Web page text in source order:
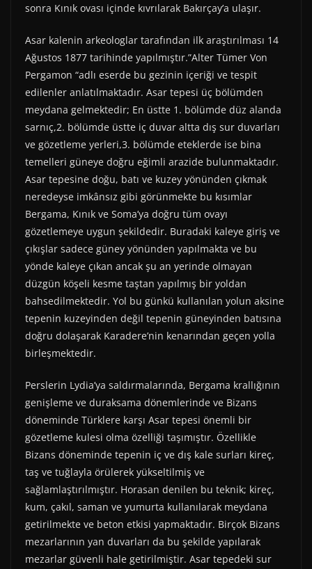
sonra Kınık ovası içinde kıvrılarak Bakırçay’a ulaşır.
Asar kalenin arkeologlar tarafından ilk araştırılması 14
Ağustos 1877 tarihinde yapılmıştır.”Alter Tümer Von
Pergamon “adlı eserde bu gezinin içeriği ve tespit
edilenler anlatılmaktadır. Asar tepesi üç bölümden
meydana gelmektedir; En üstte 1. bölümde düz alanda
sarnıç,2. bölümde üstte iç duvar altta dış sur duvarları
ve gözetleme yerleri,3. bölümde eteklerde ise bina
temelleri güneye doğru eğimli arazide bulunmaktadır.
Asar tepesine doğu, batı ve kuzey yönünden çıkmak
neredeyse imkânsız gibi görünmekte bu kısımlar
Bergama, Kınık ve Soma’ya doğru tüm ovayı
gözetlemeye uygun şekildedir. Buradaki kaleye giriş ve
çıkışlar sadece güney yönünden yapılmakta ve bu
yönde kaleye çıkan ancak şu an yerinde olmayan
düzgün köşeli kesme taştan yapılmış bir yoldan
bahsedilmektedir. Yol bu günkü kullanılan yolun aksine
tepenin kuzeyinden değil tepenin güneyinden batısına
doğru dolaşarak Karadere’nin kenarından geçen yolla
birleşmektedir.
Perslerin Lydia’ya saldırmalarında, Bergama krallığının
genişleme ve duraksama dönemlerinde ve Bizans
döneminde Türklere karşı Asar tepesi önemli bir
gözetleme kulesi olma özelliği taşımıştır. Özellikle
Bizans döneminde tepenin iç ve dış kale surları kireç,
taş ve tuğlayla örülerek yükseltilmiş ve
sağlamlaştırılmıştır. Horasan denilen bu teknik; kireç,
kum, çakıl, saman ve yumurta kullanılarak meydana
getirilmekte ve beton etkisi yapmaktadır. Birçok Bizans
mezarlarının yan duvarları da bu şekilde yapılarak
mezarlar güvenli hale getirilmiştir. Asar tepedeki sur